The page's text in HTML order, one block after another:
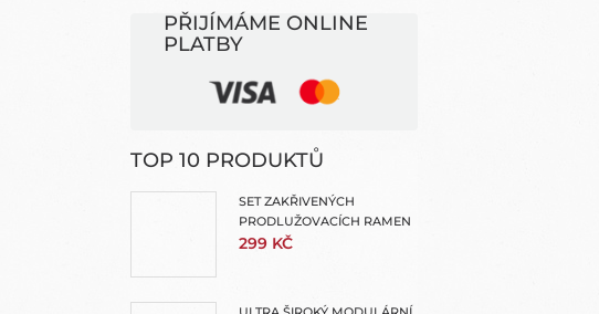
PŘIJÍMÁME ONLINE
PLATBY
TOP 10 PRODUKTŮ
SET ZAKŘIVENÝCH
PRODLUŽOVACÍCH RAMEN
299 KČ